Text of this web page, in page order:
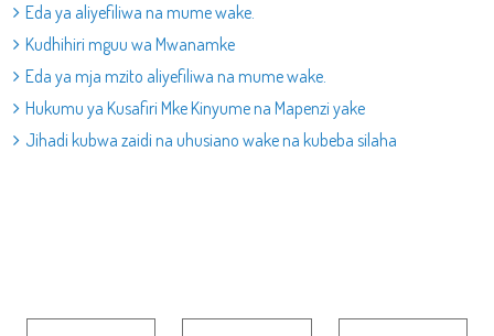
Eda ya aliyefiliwa na mume wake.
Kudhihiri mguu wa Mwanamke
Eda ya mja mzito aliyefiliwa na mume wake.
Hukumu ya Kusafiri Mke Kinyume na Mapenzi yake
Jihadi kubwa zaidi na uhusiano wake na kubeba silaha